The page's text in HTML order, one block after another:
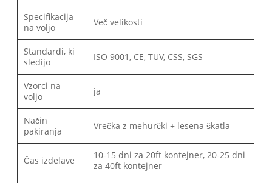
Specifikacija
na voljo
Več velikosti
Standardi, ki
sledijo
ISO 9001, CE, TUV, CSS, SGS
Vzorci na
voljo
ja
Način
pakiranja
Vrečka z mehurčki + lesena škatla
Čas izdelave
10-15 dni za 20ft kontejner, 20-25 dni
za 40ft kontejner